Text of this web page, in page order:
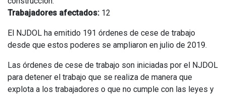
Trabajadores afectados: 12
El NJDOL ha emitido 191 órdenes de cese de trabajo
desde que estos poderes se ampliaron en julio de 2019.
Las órdenes de cese de trabajo son iniciadas por el NJDOL
para detener el trabajo que se realiza de manera que
explota a los trabajadores o que no cumple con las leyes y